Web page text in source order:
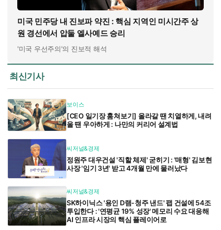
미국 민주당 내 진보파 약진 : 핵심 지역인 미시간주 상
원 경선에서 압둘 엘사예드 승리
'미국 우선주의'의 진보적 해석
최신기사
보이스
[CEO 일기장 훔쳐보기] 올라갈 땐 치열하게, 내려
올 땐 우아하게 : 나만의 커리어 설계법
씨저널&경제
정원주 대우건설 '직할 체제' 굳히기 : '매형' 김보현
사장 '임기 3년' 받고 4개월 만에 물러났다
씨저널&경제
SK하이닉스 '용인 D램-청주 낸드' 팹 건설에 54조
투입한다 : '연평균 19% 성장' 메모리 수요 대응해
AI 인프라 시장의 핵심 플레이어로